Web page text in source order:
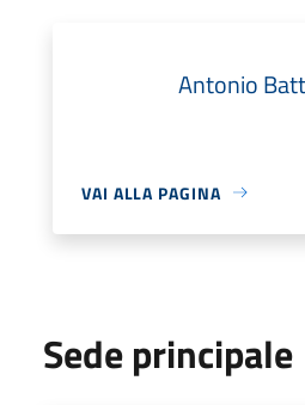
Antonio
VAI ALLA PAGINA
Sede principale